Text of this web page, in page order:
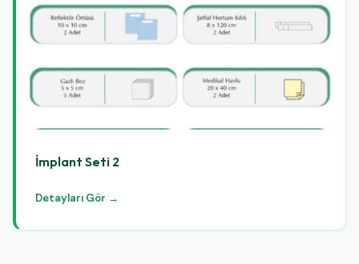
İmplant Seti 2
Detayları Gör →